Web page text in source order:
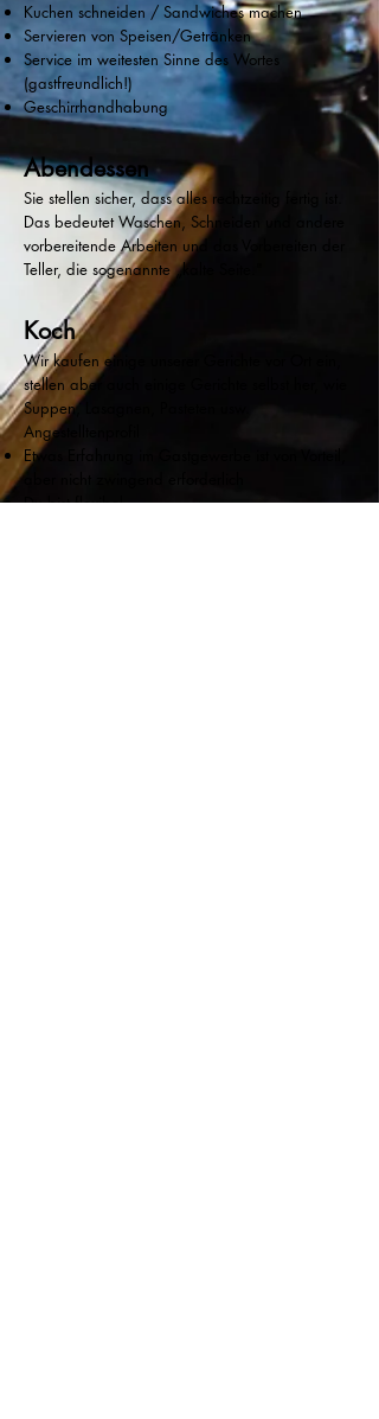
Kuchen schneiden / Sandwiches machen
Servieren von Speisen/Getränken
Service im weitesten Sinne des Wortes
(gastfreundlich!)
Geschirrhandhabung
Abendessen
Sie stellen sicher, dass alles rechtzeitig fertig ist.
Das bedeutet Waschen, Schneiden und andere
vorbereitende Arbeiten und das Vorbereiten der
Teller, die sogenannte „kalte Seite."
Koch
Wir kaufen einige unserer Gerichte vor Ort ein,
stellen aber auch einige Gerichte selbst her, wie
Suppen, Lasagnen, Pasteten usw.
Angestelltenprofil
Etwas Erfahrung im Gastgewerbe ist von Vorteil,
aber nicht zwingend erforderlich
Du bist flexibel